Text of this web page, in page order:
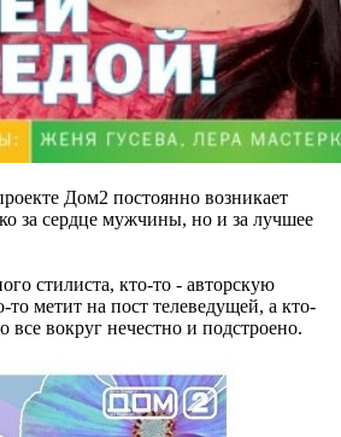
Дом2 постоянно возникает
за сердце мужчины, но и за лучшее
стилиста, кто-то - авторскую
то метит на пост телеведущей, а кто-
все вокруг нечестно и подстроено.